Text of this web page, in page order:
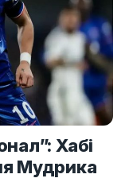
Хабі
Мудрика